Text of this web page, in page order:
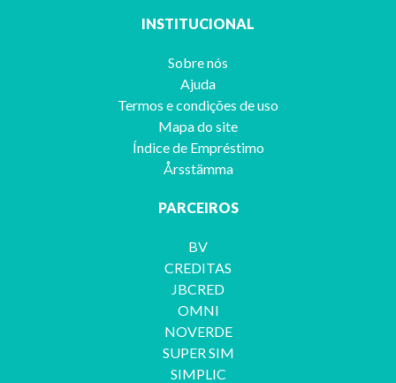
INSTITUCIONAL
Sobre nós
Ajuda
Termos e condições de uso
Mapa do site
Índice de Empréstimo
Årsstämma
PARCEIROS
BV
CREDITAS
JBCRED
OMNI
NOVERDE
SUPER SIM
SIMPLIC